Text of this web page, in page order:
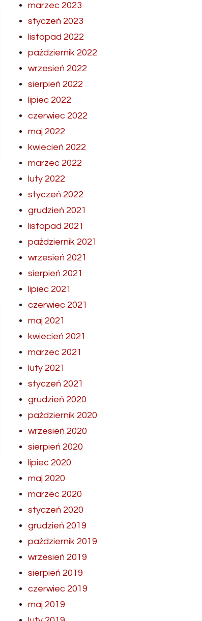
marzec 2023
styczeń 2023
listopad 2022
październik 2022
wrzesień 2022
sierpień 2022
lipiec 2022
czerwiec 2022
maj 2022
kwiecień 2022
marzec 2022
luty 2022
styczeń 2022
grudzień 2021
listopad 2021
październik 2021
wrzesień 2021
sierpień 2021
lipiec 2021
czerwiec 2021
maj 2021
kwiecień 2021
marzec 2021
luty 2021
styczeń 2021
grudzień 2020
październik 2020
wrzesień 2020
sierpień 2020
lipiec 2020
maj 2020
marzec 2020
styczeń 2020
grudzień 2019
październik 2019
wrzesień 2019
sierpień 2019
czerwiec 2019
maj 2019